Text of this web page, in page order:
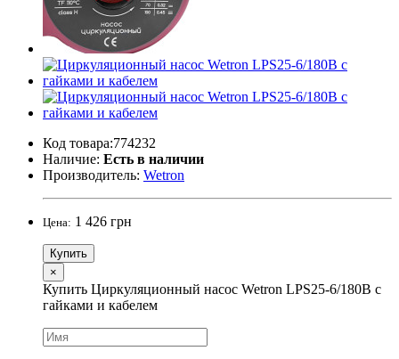
Код товара:774232
Наличие: Есть в наличии
Производитель: Wetron
Цена: 1 426 грн
Купить
×
Купить Циркуляционный насос Wetron LPS25-6/180B с
гайками и кабелем